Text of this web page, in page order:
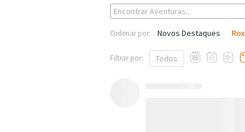
Ordenar por: Novos Destaques Rox
Filtrar por: Todos